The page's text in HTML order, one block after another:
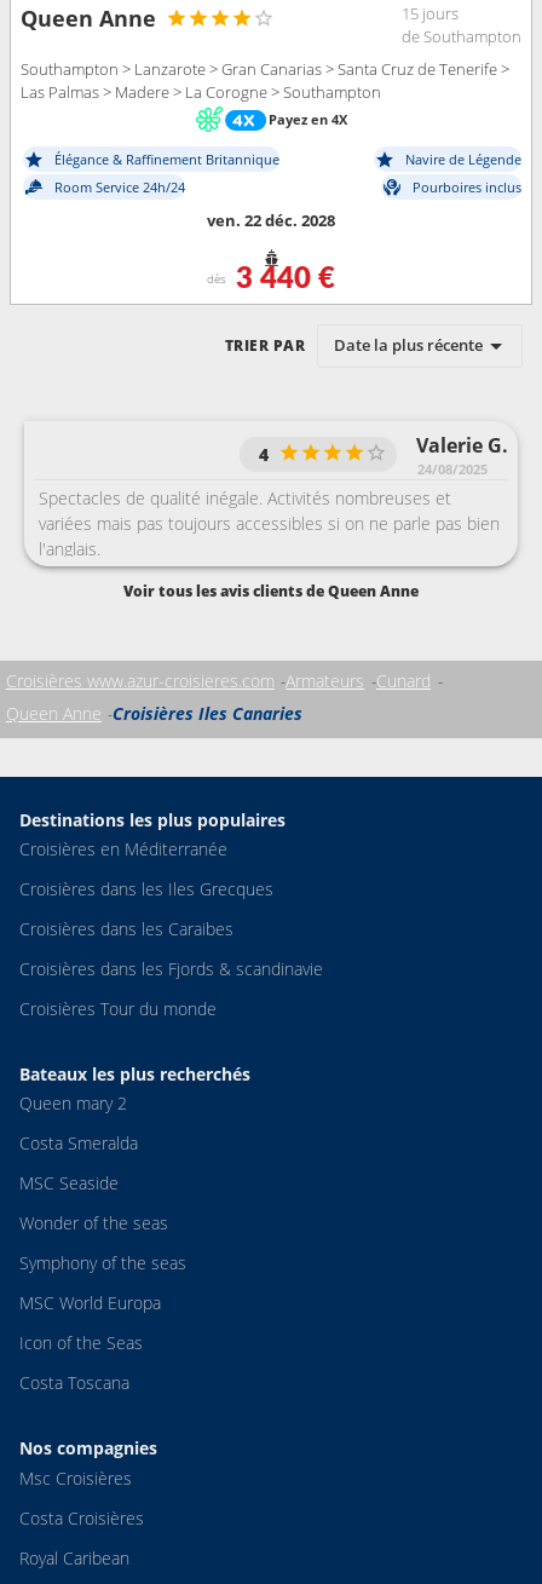
Queen Anne
15 jours
de Southampton
Southampton > Lanzarote > Gran Canarias > Santa Cruz de Tenerife >
Las Palmas > Madere > La Corogne > Southampton
Payez en 4X
Élégance & Raffinement Britannique
Navire de Légende
Room Service 24h/24
Pourboires inclus
ven. 22 déc. 2028
dès 3 440 €
TRIER PAR Date la plus récente
Valerie G.
24/08/2025
4
Spectacles de qualité inégale. Activités nombreuses et
variées mais pas toujours accessibles si on ne parle pas bien
l'anglais.
Voir tous les avis clients de Queen Anne
Croisières www.azur-croisieres.com Armateurs Cunard
Queen Anne Croisières Iles Canaries
Destinations les plus populaires
Croisières en Méditerranée
Croisières dans les Iles Grecques
Croisières dans les Caraibes
Croisières dans les Fjords & scandinavie
Croisières Tour du monde
Bateaux les plus recherchés
Queen mary 2
Costa Smeralda
MSC Seaside
Wonder of the seas
Symphony of the seas
MSC World Europa
Icon of the Seas
Costa Toscana
Nos compagnies
Msc Croisières
Costa Croisières
Royal Caribean